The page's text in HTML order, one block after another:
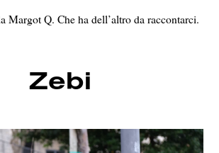
Margot Q. Che ha dell’altro da raccontarci.
Zebi